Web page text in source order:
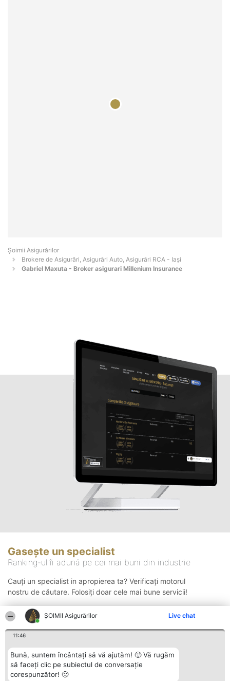
ȘOIMII Asigurărilor Live chat
11:46
Bună, suntem încântați să vă ajutăm! 🙂 Vă rugăm
să faceți clic pe subiectul de conversație
corespunzător! 🙂
Șoimii Asigurărilor
Brokere de Asigurări, Asigurări Auto, Asigurări RCA - Iaşi
Gabriel Maxuta - Broker asigurari Millenium Insurance
Gasește un specialist
Ranking-ul îi adună pe cei mai buni din industrie
Cauți un specialist in apropierea ta? Verificați motorul
nostru de căutare. Folosiți doar cele mai bune servicii!